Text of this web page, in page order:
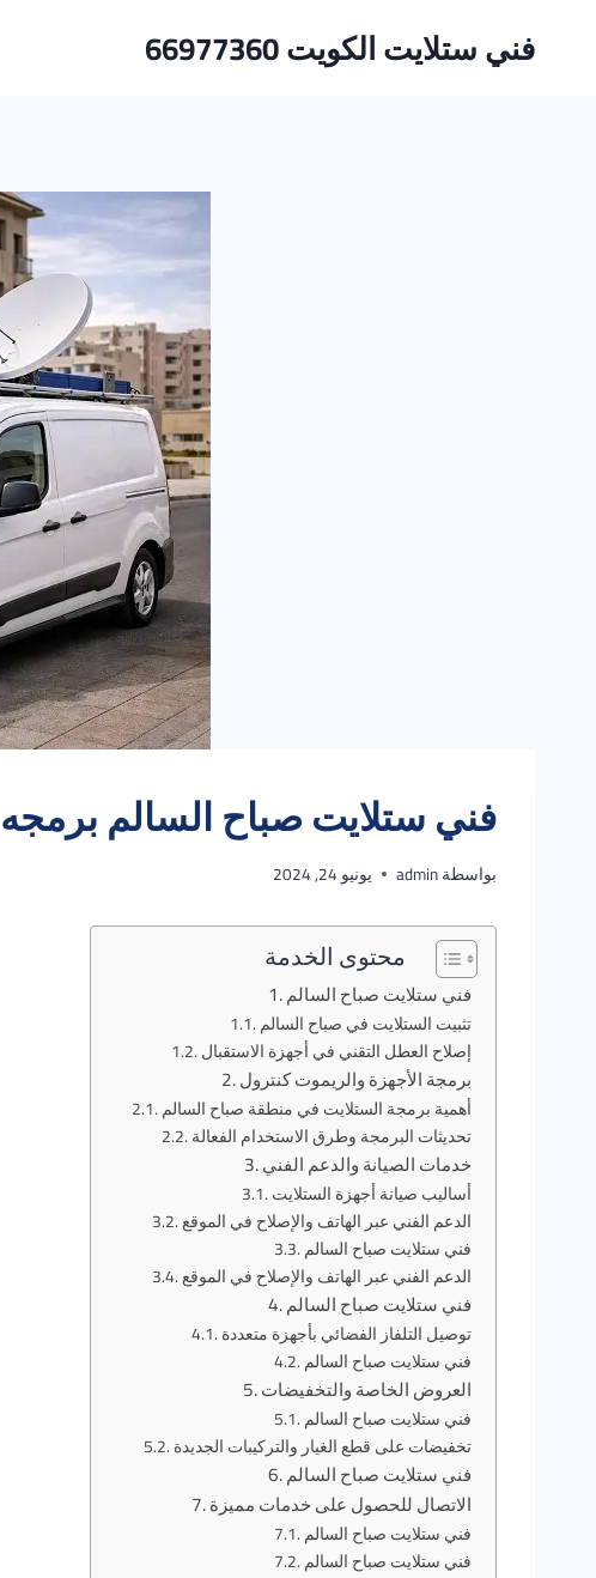
فني ستلايت الكويت 66977360
فني ستلايت صباح السالم برمجه رائعه
بواسطةadmin يونيو 24, 2024
محتوى الخدمة
فني ستلايت صباح السالم
تثبيت الستلايت في صباح السالم
إصلاح العطل التقني في أجهزة الاستقبال
برمجة الأجهزة والريموت كنترول
أهمية برمجة الستلايت في منطقة صباح السالم
تحديثات البرمجة وطرق الاستخدام الفعالة
خدمات الصيانة والدعم الفني
أساليب صيانة أجهزة الستلايت
الدعم الفني عبر الهاتف والإصلاح في الموقع
فني ستلايت صباح السالم
الدعم الفني عبر الهاتف والإصلاح في الموقع
فني ستلايت صباح السالم
توصيل التلفاز الفضائي بأجهزة متعددة
فني ستلايت صباح السالم
العروض الخاصة والتخفيضات
فني ستلايت صباح السالم
تخفيضات على قطع الغيار والتركيبات الجديدة
فني ستلايت صباح السالم
الاتصال للحصول على خدمات مميزة
فني ستلايت صباح السالم
فني ستلايت صباح السالم